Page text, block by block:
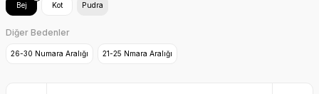
Bej Kot Pudra
Diğer Bedenler
26-30 Numara Aralığı 21-25 Nmara Aralığı